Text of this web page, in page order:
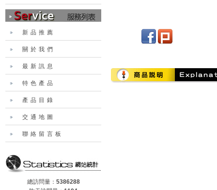
新品推薦
關於我們
最新訊息
特色產品
產品目錄
交通地圖
聯絡留言板
總訪問量： 5386288